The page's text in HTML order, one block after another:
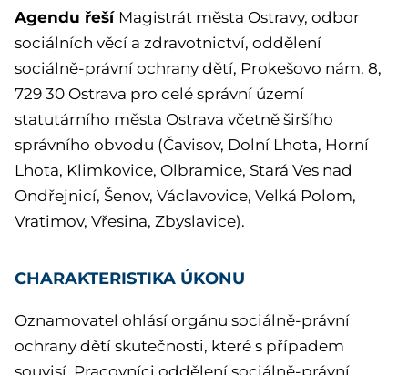
Agendu řeší Magistrát města Ostravy, odbor
sociálních věcí a zdravotnictví, oddělení
sociálně-právní ochrany dětí, Prokešovo nám. 8,
729 30 Ostrava pro celé správní území
statutárního města Ostrava včetně širšího
správního obvodu (Čavisov, Dolní Lhota, Horní
Lhota, Klimkovice, Olbramice, Stará Ves nad
Ondřejnicí, Šenov, Václavovice, Velká Polom,
Vratimov, Vřesina, Zbyslavice).
CHARAKTERISTIKA ÚKONU
Oznamovatel ohlásí orgánu sociálně-právní
ochrany dětí skutečnosti, které s případem